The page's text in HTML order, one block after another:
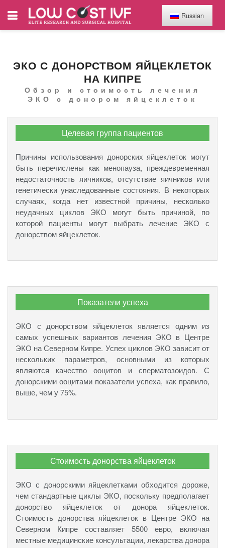
ЭКО С ДОНОРСТВОМ ЯЙЦЕКЛЕТОК
НА КИПРЕ
Обзор и стоимость лечения
ЭКО с донором яйцеклеток
Целевая группа пациентов
Причины использования донорских яйцеклеток могут
быть перечислены как менопауза, преждевременная
недостаточность яичников, отсутствие яичников или
генетически унаследованные состояния. В некоторых
случаях, когда нет известной причины, несколько
неудачных циклов ЭКО могут быть причиной, по
которой пациенты могут выбрать лечение ЭКО с
донорством яйцеклеток.
Показатели успеха
ЭКО с донорством яйцеклеток является одним из
самых успешных вариантов лечения ЭКО в Центре
ЭКО на Северном Кипре. Успех циклов ЭКО зависит от
нескольких параметров, основными из которых
являются качество ооцитов и сперматозоидов. С
донорскими ооцитами показатели успеха, как правило,
выше, чем у 75%.
Стоимость донорства яйцеклеток
ЭКО с донорскими яйцеклетками обходится дороже,
чем стандартные циклы ЭКО, поскольку предполагает
донорство яйцеклеток от донора яйцеклеток.
Стоимость донорства яйцеклеток в Центре ЭКО на
Северном Кипре составляет 5500 евро, включая
местные медицинские консультации, лекарства донора
Russian